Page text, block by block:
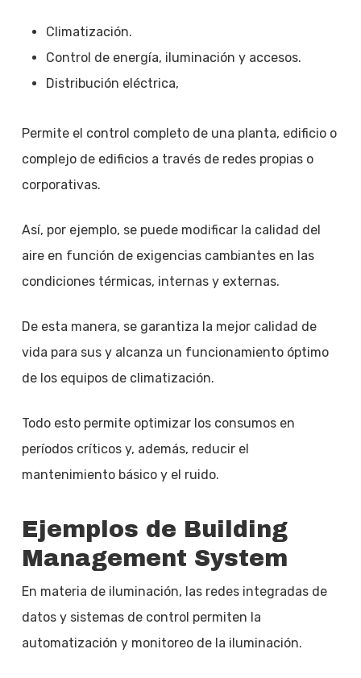
Climatización.
Control de energía, iluminación y accesos.
Distribución eléctrica,
Permite el control completo de una planta, edificio o
complejo de edificios a través de redes propias o
corporativas.
Así, por ejemplo, se puede modificar la calidad del
aire en función de exigencias cambiantes en las
condiciones térmicas, internas y externas.
De esta manera, se garantiza la mejor calidad de
vida para sus y alcanza un funcionamiento óptimo
de los equipos de climatización.
Todo esto permite optimizar los consumos en
períodos críticos y, además, reducir el
mantenimiento básico y el ruido.
Ejemplos de Building
Management System
En materia de iluminación, las redes integradas de
datos y sistemas de control permiten la
automatización y monitoreo de la iluminación.